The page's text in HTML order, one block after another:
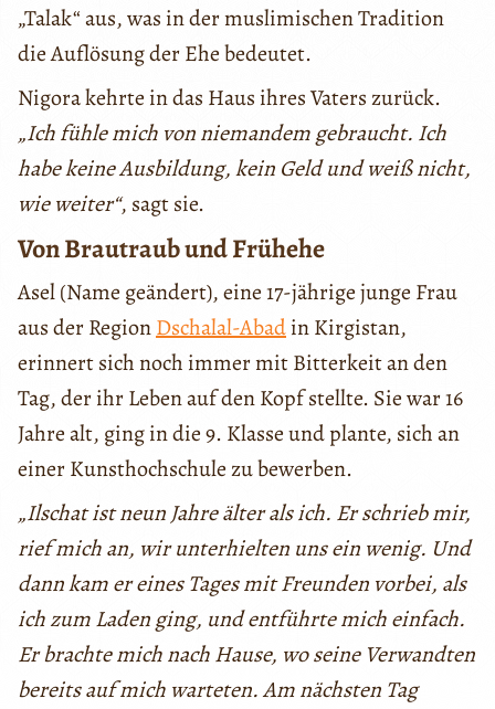
„Talak“ aus, was in der muslimischen Tradition
die Auflösung der Ehe bedeutet.
Nigora kehrte in das Haus ihres Vaters zurück.
„Ich fühle mich von niemandem gebraucht. Ich
habe keine Ausbildung, kein Geld und weiß nicht,
wie weiter“, sagt sie.
Von Brautraub und Frühehe
Asel (Name geändert), eine 17-jährige junge Frau
aus der RegionDschalal-Abadin Kirgistan,
erinnert sich noch immer mit Bitterkeit an den
Tag, der ihr Leben auf den Kopf stellte. Sie war 16
Jahre alt, ging in die 9. Klasse und plante, sich an
einer Kunsthochschule zu bewerben.
„Ilschat ist neun Jahre älter als ich. Er schrieb mir,
rief mich an, wir unterhielten uns ein wenig. Und
dann kam er eines Tages mit Freunden vorbei, als
ich zum Laden ging, und entführte mich einfach.
Er brachte mich nach Hause, wo seine Verwandten
bereits auf mich warteten. Am nächsten Tag